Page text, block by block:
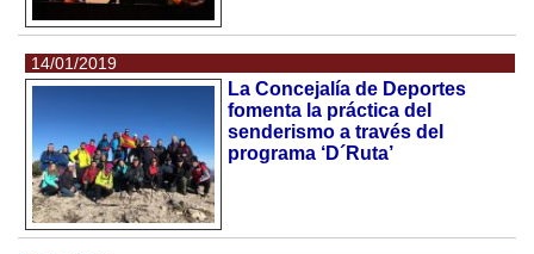
14/01/2019
La Concejalía de Deportes
fomenta la práctica del
senderismo a través del
programa ‘D´Ruta’